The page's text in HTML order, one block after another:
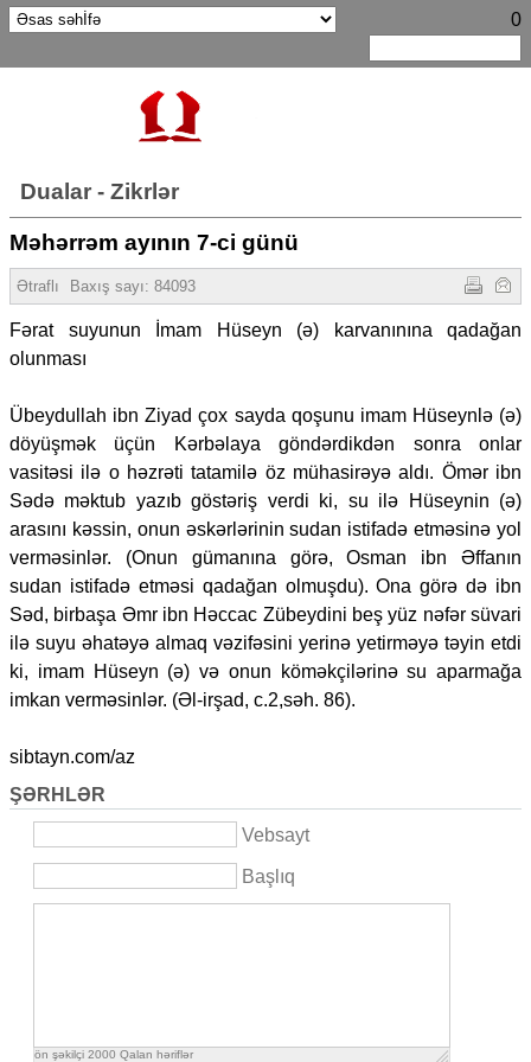
0
Dualar - Zikrlər
Məhərrəm ayının 7-ci günü
Ətraflı Baxış sayı: 84093
Fərat suyunun İmam Hüseyn (ə) karvanınına qadağan
olunması
Übeydullah ibn Ziyad çox sayda qoşunu imam Hüseynlə (ə)
döyüşmək üçün Kərbəlaya göndərdikdən sonra onlar
vasitəsi ilə o həzrəti tatamilə öz mühasirəyə aldı. Ömər ibn
Sədə məktub yazıb göstəriş verdi ki, su ilə Hüseynin (ə)
arasını kəssin, onun əskərlərinin sudan istifadə etməsinə yol
verməsinlər. (Onun gümanına görə, Osman ibn Əffanın
sudan istifadə etməsi qadağan olmuşdu). Ona görə də ibn
Səd, birbaşa Əmr ibn Həccac Zübeydini beş yüz nəfər süvari
ilə suyu əhatəyə almaq vəzifəsini yerinə yetirməyə təyin etdi
ki, imam Hüseyn (ə) və onun köməkçilərinə su aparmağa
imkan verməsinlər. (Əl-irşad, c.2,səh. 86).
sibtayn.com/az
ŞƏRHLƏR
Vebsayt
Başlıq
ön şəkilçi 2000 Qalan həriflər